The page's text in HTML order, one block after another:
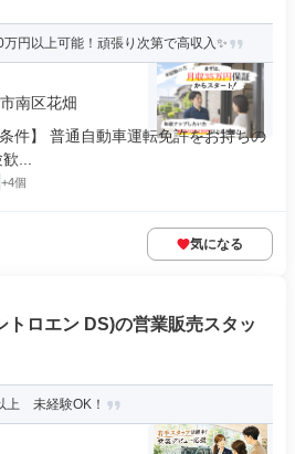
円以上可能！頑張り次第で高収入✨
南区花畑
件】 普通自動車運転免許をお持ちの
...
+4個
気になる
トロエン DS)の営業販売スタッ
上 未経験OK！